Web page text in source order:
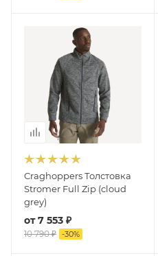
Craghoppers Толстовка
Stromer Full Zip (cloud
grey)
от7 553 ₽
10 790 ₽ -30%